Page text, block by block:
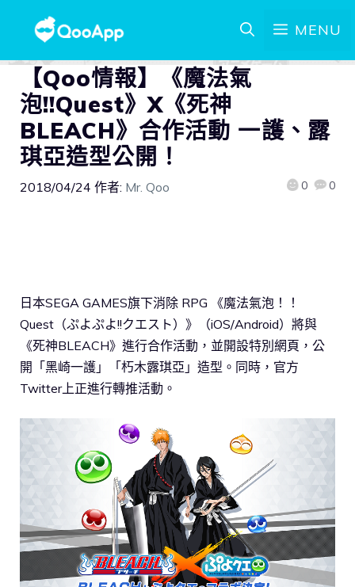
MENU
【Qoo情報】《魔法氣
泡!!Quest》X《死神
BLEACH》合作活動 一護、露
琪亞造型公開！
2018/04/24 作者: Mr. Qoo 0 0
日本SEGA GAMES旗下消除 RPG 《魔法氣泡！！
Quest（ぷよぷよ!!クエスト）》（iOS/Android）將與
《死神BLEACH》進行合作活動，並開設特別網頁，公
開「黑崎一護」「朽木露琪亞」造型。同時，官方
Twitter上正進行轉推活動。